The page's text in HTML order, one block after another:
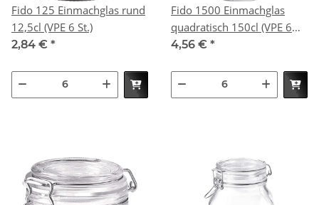
Fido 125 Einmachglas rund
12,5cl (VPE 6 St.)
2,84 € *
Fido 1500 Einmachglas
quadratisch 150cl (VPE 6
St.)
4,56 € *